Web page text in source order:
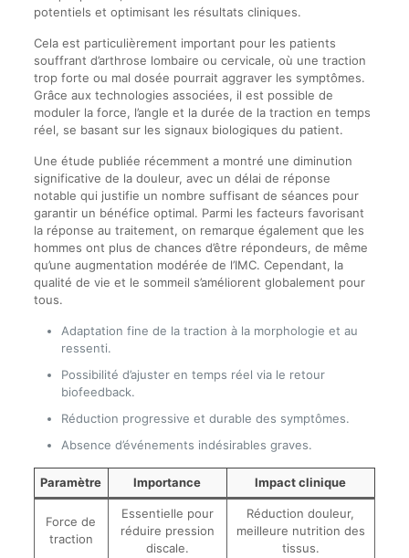
potentiels et optimisant les résultats cliniques.
Cela est particulièrement important pour les patients
souffrant d’arthrose lombaire ou cervicale, où une traction
trop forte ou mal dosée pourrait aggraver les symptômes.
Grâce aux technologies associées, il est possible de
moduler la force, l’angle et la durée de la traction en temps
réel, se basant sur les signaux biologiques du patient.
Une étude publiée récemment a montré une diminution
significative de la douleur, avec un délai de réponse
notable qui justifie un nombre suffisant de séances pour
garantir un bénéfice optimal. Parmi les facteurs favorisant
la réponse au traitement, on remarque également que les
hommes ont plus de chances d’être répondeurs, de même
qu’une augmentation modérée de l’IMC. Cependant, la
qualité de vie et le sommeil s’améliorent globalement pour
tous.
Adaptation fine de la traction à la morphologie et au
ressenti.
Possibilité d’ajuster en temps réel via le retour
biofeedback.
Réduction progressive et durable des symptômes.
Absence d’événements indésirables graves.
Paramètre Importance Impact clinique
Force de
traction
Essentielle pour
réduire pression
discale.
Réduction douleur,
meilleure nutrition des
tissus.